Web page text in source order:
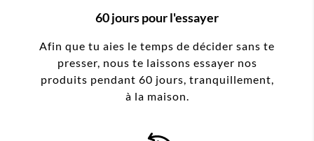
60 jours pour l'essayer
Afin que tu aies le temps de décider sans te
presser, nous te laissons essayer nos
produits pendant 60 jours, tranquillement,
à la maison.